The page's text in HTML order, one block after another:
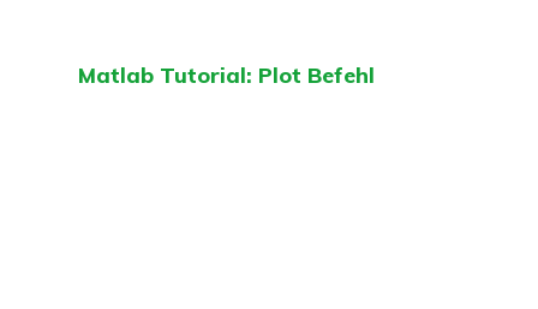
Matlab Tutorial: Plot Befehl